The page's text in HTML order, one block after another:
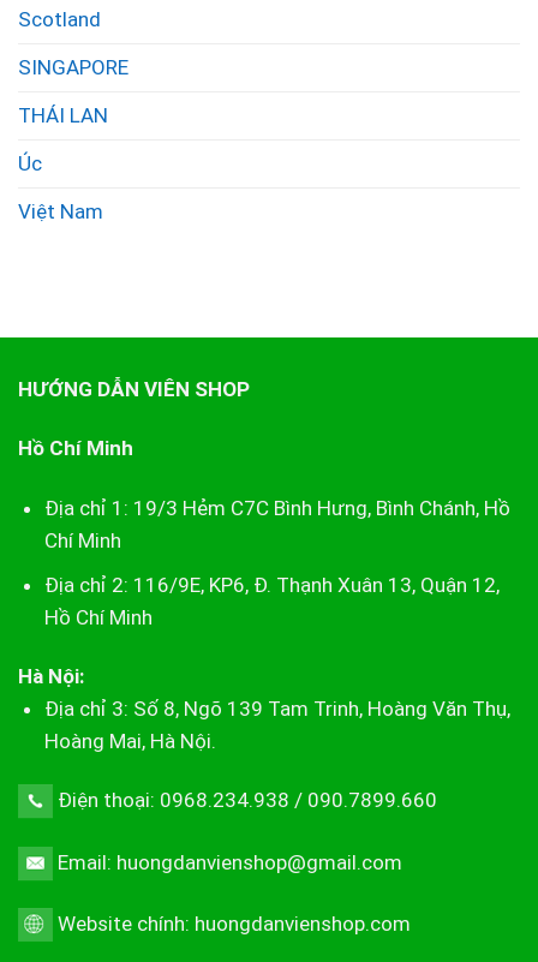
Scotland
SINGAPORE
THÁI LAN
Úc
Việt Nam
HƯỚNG DẪN VIÊN SHOP
Hồ Chí Minh
Địa chỉ 1: 19/3 Hẻm C7C Bình Hưng, Bình Chánh, Hồ
Chí Minh
Địa chỉ 2: 116/9E, KP6, Đ. Thạnh Xuân 13, Quận 12,
Hồ Chí Minh
Hà Nội:
Địa chỉ 3: Số 8, Ngõ 139 Tam Trinh, Hoàng Văn Thụ,
Hoàng Mai, Hà Nội.
Điện thoại: 0968.234.938 / 090.7899.660
Email: huongdanvienshop@gmail.com
Website chính: huongdanvienshop.com